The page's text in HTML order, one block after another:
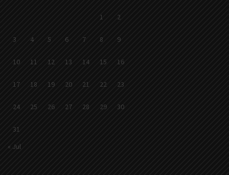
1 2
3 4 5 6 7 8 9
10 11 12 13 14 15 16
17 18 19 20 21 22 23
24 25 26 27 28 29 30
31
« Jul